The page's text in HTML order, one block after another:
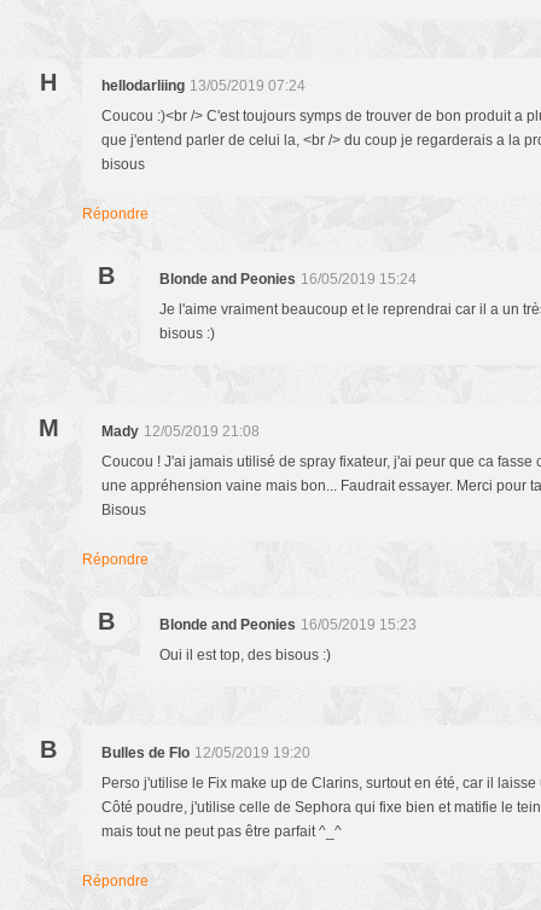
H hellodarliing 13/05/2019 07:24
Coucou :)<br /> C'est toujours symps de trouver de bon produit a
que j'entend parler de celui la, <br /> du coup je regarderais a la
bisous
Répondre
B Blonde and Peonies 16/05/2019 15:24
Je l'aime vraiment beaucoup et le reprendrai car il a un
bisous :)
M Mady 12/05/2019 21:08
Coucou ! J'ai jamais utilisé de spray fixateur, j'ai peur que ca fasse
une appréhension vaine mais bon... Faudrait essayer. Merci pour
Bisous
Répondre
B Blonde and Peonies 16/05/2019 15:23
Oui il est top, des bisous :)
B Bulles de Flo 12/05/2019 19:20
Perso j'utilise le Fix make up de Clarins, surtout en été, car il
Côté poudre, j'utilise celle de Sephora qui fixe bien et matifie le
mais tout ne peut pas être parfait ^_^
Répondre